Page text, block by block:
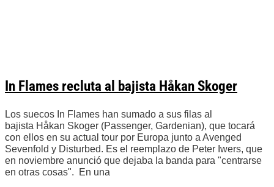
In Flames recluta al bajista Håkan Skoger
Los suecos In Flames han sumado a sus filas al
bajista Håkan Skoger (Passenger, Gardenian), que tocará
con ellos en su actual tour por Europa junto a Avenged
Sevenfold y Disturbed. Es el reemplazo de Peter Iwers, que
en noviembre anunció que dejaba la banda para "centrarse
en otras cosas". En una